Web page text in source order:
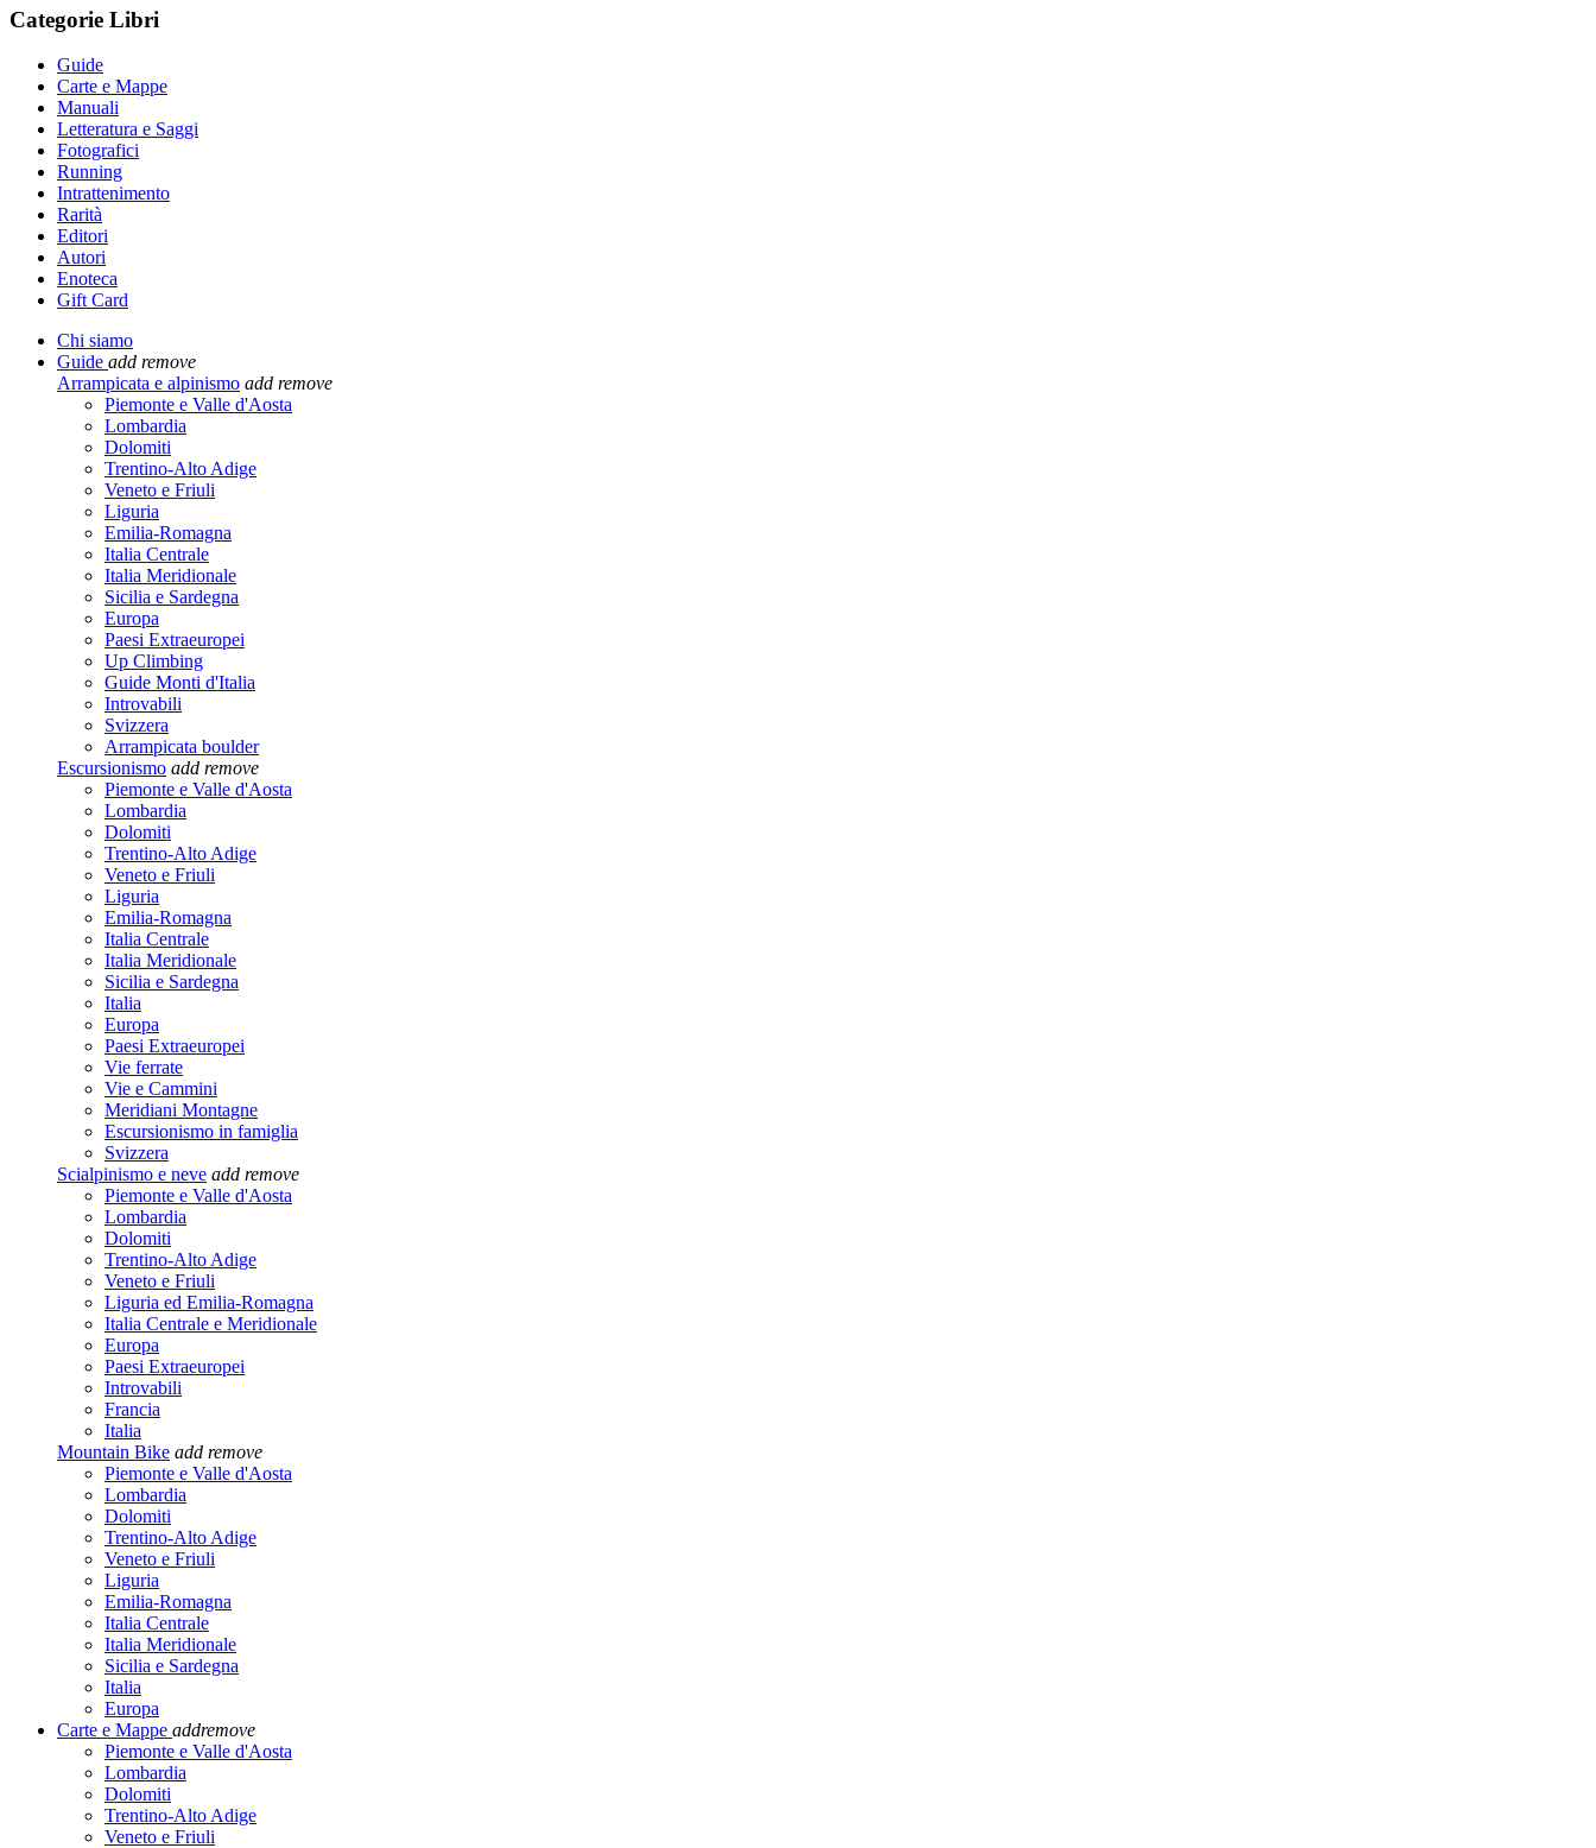
Categorie Libri
Guide
Carte e Mappe
Manuali
Letteratura e Saggi
Fotografici
Running
Intrattenimento
Rarità
Editori
Autori
Enoteca
Gift Card
Chi siamo
Guide add remove
Arrampicata e alpinismo add remove
Piemonte e Valle d'Aosta
Lombardia
Dolomiti
Trentino-Alto Adige
Veneto e Friuli
Liguria
Emilia-Romagna
Italia Centrale
Italia Meridionale
Sicilia e Sardegna
Europa
Paesi Extraeuropei
Up Climbing
Guide Monti d'Italia
Introvabili
Svizzera
Arrampicata boulder
Escursionismo add remove
Piemonte e Valle d'Aosta
Lombardia
Dolomiti
Trentino-Alto Adige
Veneto e Friuli
Liguria
Emilia-Romagna
Italia Centrale
Italia Meridionale
Sicilia e Sardegna
Italia
Europa
Paesi Extraeuropei
Vie ferrate
Vie e Cammini
Meridiani Montagne
Escursionismo in famiglia
Svizzera
Scialpinismo e neve add remove
Piemonte e Valle d'Aosta
Lombardia
Dolomiti
Trentino-Alto Adige
Veneto e Friuli
Liguria ed Emilia-Romagna
Italia Centrale e Meridionale
Europa
Paesi Extraeuropei
Introvabili
Francia
Italia
Mountain Bike add remove
Piemonte e Valle d'Aosta
Lombardia
Dolomiti
Trentino-Alto Adige
Veneto e Friuli
Liguria
Emilia-Romagna
Italia Centrale
Italia Meridionale
Sicilia e Sardegna
Italia
Europa
Carte e Mappe addremove
Piemonte e Valle d'Aosta
Lombardia
Dolomiti
Trentino-Alto Adige
Veneto e Friuli